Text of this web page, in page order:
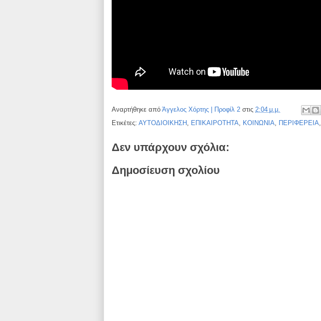
Αναρτήθηκε από Άγγελος Χόρτης | Προφίλ 2 στις 2:04 μ.μ.
Ετικέτες: ΑΥΤΟΔΙΟΙΚΗΣΗ , ΕΠΙΚΑΙΡΟΤΗΤΑ, ΚΟΙΝΩΝΙΑ, ΠΕΡΙΦΕΡΕΙΑ,
Δεν υπάρχουν σχόλια:
Δημοσίευση σχολίου